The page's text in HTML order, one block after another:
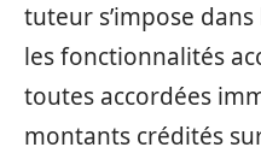
tuteur s’impose
les fonctionnalités
toutes accordées
montants crédités